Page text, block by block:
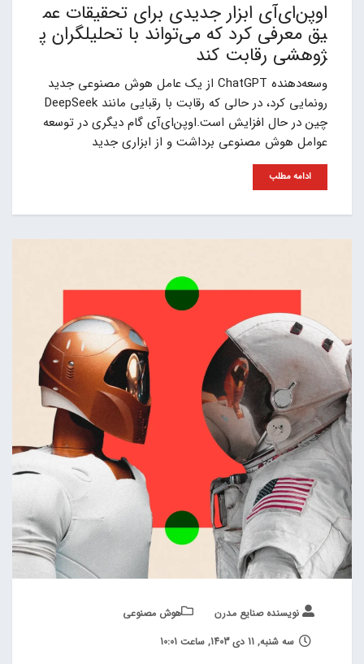
اوپن‌ای‌آی ابزار جدیدی برای تحقیقات عم
یق معرفی کرد که می‌تواند با تحلیلگران پ
ژوهشی رقابت کند
وسعه‌دهنده ChatGPT از یک عامل هوش مصنوعی جدید
رونمایی کرد، در حالی که رقابت با رقبایی مانند DeepSeek
چین در حال افزایش است.اوپن‌ای‌آی گام دیگری در توسعه
عوامل هوش مصنوعی برداشت و از ابزاری جدید
ادامه مطلب
نویسنده صنایع مدرن
هوش مصنوعی
سه شنبه, 11 دی 1403, ساعت 10:01